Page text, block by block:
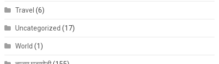
Travel (6)
Uncategorized (17)
World (1)